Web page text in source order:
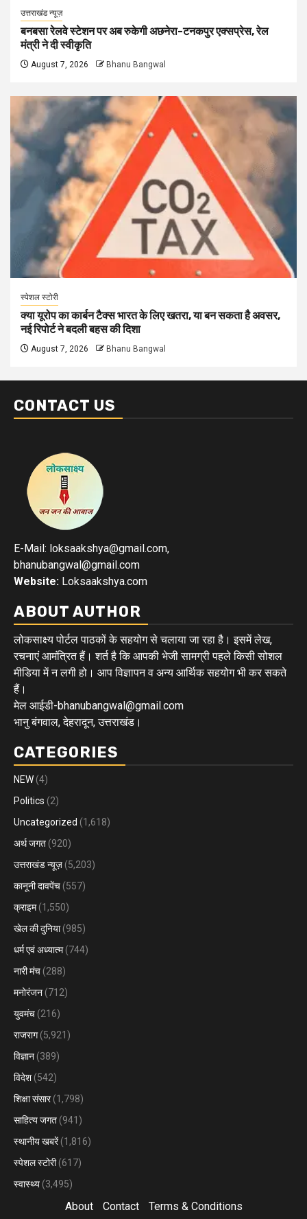
उत्तराखंड न्यूज़
बनबसा रेलवे स्टेशन पर अब रुकेगी अछनेरा-टनकपुर एक्सप्रेस, रेल
मंत्री ने दी स्वीकृति
August 7, 2026 Bhanu Bangwal
स्पेशल स्टोरी
क्या यूरोप का कार्बन टैक्स भारत के लिए खतरा, या बन सकता है अवसर,
नई रिपोर्ट ने बदली बहस की दिशा
August 7, 2026 Bhanu Bangwal
CONTACT US
E-Mail: loksaakshya@gmail.com,
bhanubangwal@gmail.com
Website: Loksaakshya.com
ABOUT AUTHOR
लोकसाक्ष्य पोर्टल पाठकों के सहयोग से चलाया जा रहा है। इसमें लेख,
रचनाएं आमंत्रित हैं। शर्त है कि आपकी भेजी सामग्री पहले किसी सोशल
मीडिया में न लगी हो। आप विज्ञापन व अन्य आर्थिक सहयोग भी कर सकते
हैं।
मेल आईडी-bhanubangwal@gmail.com
भानु बंगवाल, देहरादून, उत्तराखंड।
CATEGORIES
NEW (4)
Politics (2)
Uncategorized (1,618)
अर्थ जगत (920)
उत्तराखंड न्यूज़ (5,203)
कानूनी दावपेंच (557)
क्राइम(1,550)
खेल की दुनिया(985)
धर्म एवं अध्यात्म(744)
नारी मंच (288)
मनोरंजन (712)
युवमंच (216)
राजराग(5,921)
विज्ञान (389)
विदेश (542)
शिक्षा संसार(1,798)
साहित्य जगत (941)
स्थानीय खबरें(1,816)
स्पेशल स्टोरी(617)
स्वास्थ्य (3,495)
About Contact Terms & Conditions